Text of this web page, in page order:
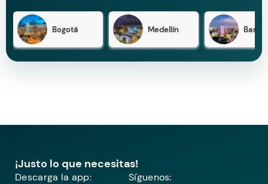
Bogotá Medellín
¡Justo lo que necesitas!
Descarga la app: Síguenos: